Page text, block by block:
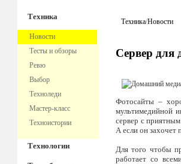
Техника
Новости
Тесты и обзоры
Ревю
Выбор
Техноледи
Мастер-класс
Техноистории
Технологии
Техника/Новости
Сервер для
Фотосайты –
мультимедийной
сервер с
А если он захочет
Для того чтобы
работает со